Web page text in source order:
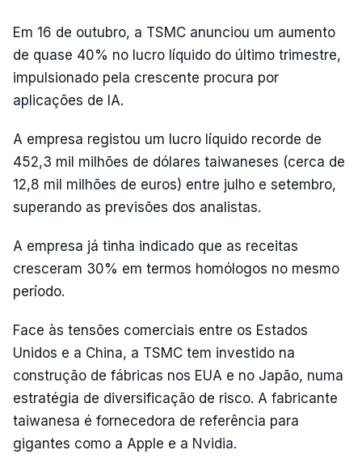
Em 16 de outubro, a TSMC anunciou um aumento
de quase 40% no lucro líquido do último trimestre,
impulsionado pela crescente procura por
aplicações de IA.
A empresa registou um lucro líquido recorde de
452,3 mil milhões de dólares taiwaneses (cerca de
12,8 mil milhões de euros) entre julho e setembro,
superando as previsões dos analistas.
A empresa já tinha indicado que as receitas
cresceram 30% em termos homólogos no mesmo
período.
Face às tensões comerciais entre os Estados
Unidos e a China, a TSMC tem investido na
construção de fábricas nos EUA e no Japão, numa
estratégia de diversificação de risco. A fabricante
taiwanesa é fornecedora de referência para
gigantes como a Apple e a Nvidia.